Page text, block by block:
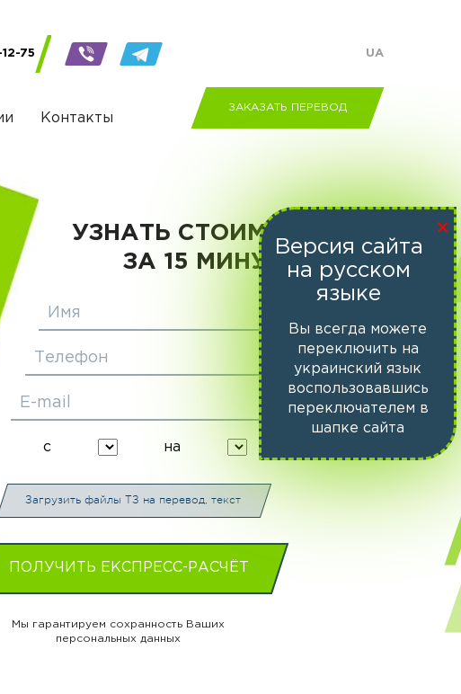
75 UA
Контакты
ЗАКАЗАТЬ ПЕРЕВОД
УЗНАТЬ СТОИМОСТЬ
ЗА 15 МИНУТ
Имя
Телефон
E-mail
с на
Загрузить файлы ТЗ на перевод, текст
ПОЛУЧИТЬ ЕКСПРЕСС-РАСЧЁТ
Мы гарантируем сохранность Ваших
персональных данных
Версия сайта
на русском
языке
Вы всегда можете
переключить на
украинский язык
воспользовавшись
переключателем в
шапке сайта
×